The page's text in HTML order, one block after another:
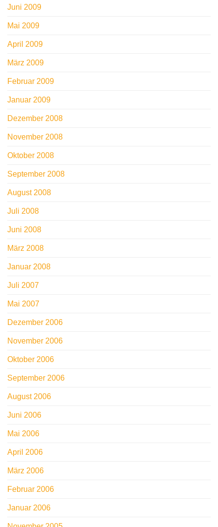
Juni 2009
Mai 2009
April 2009
März 2009
Februar 2009
Januar 2009
Dezember 2008
November 2008
Oktober 2008
September 2008
August 2008
Juli 2008
Juni 2008
März 2008
Januar 2008
Juli 2007
Mai 2007
Dezember 2006
November 2006
Oktober 2006
September 2006
August 2006
Juni 2006
Mai 2006
April 2006
März 2006
Februar 2006
Januar 2006